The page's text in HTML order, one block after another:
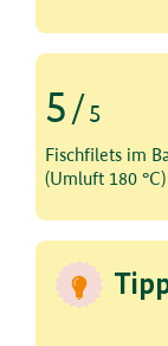
5 /5
Schritt 5 von 5
Fischfilets im
(Umluft 180